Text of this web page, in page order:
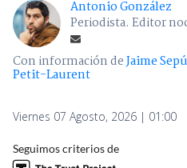
Antonio González
Periodista. Editor
Con información deJaime
Petit-Laurent
Viernes 07 Agosto, 2026 | 01:00
Seguimos criterios de